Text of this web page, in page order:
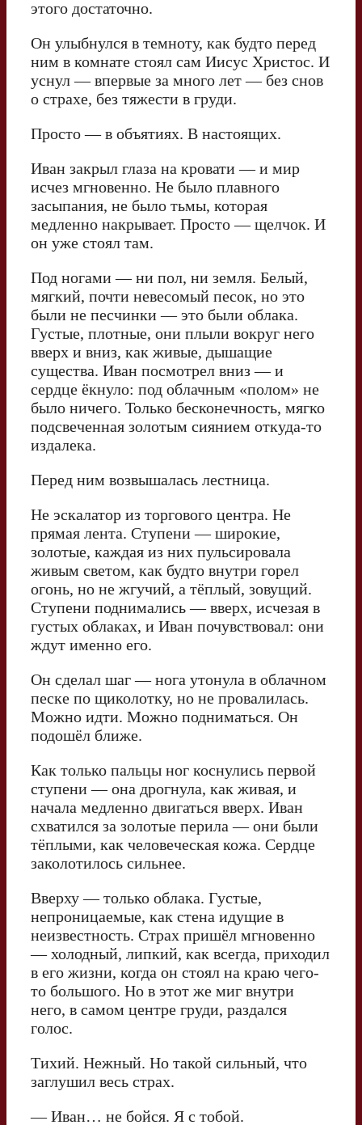
этого достаточно.
Он улыбнулся в темноту, как будто перед
ним в комнате стоял сам Иисус Христос. И
уснул — впервые за много лет — без снов
о страхе, без тяжести в груди.
Просто — в объятиях. В настоящих.
Иван закрыл глаза на кровати — и мир
исчез мгновенно. Не было плавного
засыпания, не было тьмы, которая
медленно накрывает. Просто — щелчок. И
он уже стоял там.
Под ногами — ни пол, ни земля. Белый,
мягкий, почти невесомый песок, но это
были не песчинки — это были облака.
Густые, плотные, они плыли вокруг него
вверх и вниз, как живые, дышащие
существа. Иван посмотрел вниз — и
сердце ёкнуло: под облачным «полом» не
было ничего. Только бесконечность, мягко
подсвеченная золотым сиянием откуда-то
издалека.
Перед ним возвышалась лестница.
Не эскалатор из торгового центра. Не
прямая лента. Ступени — широкие,
золотые, каждая из них пульсировала
живым светом, как будто внутри горел
огонь, но не жгучий, а тёплый, зовущий.
Ступени поднимались — вверх, исчезая в
густых облаках, и Иван почувствовал: они
ждут именно его.
Он сделал шаг — нога утонула в облачном
песке по щиколотку, но не провалилась.
Можно идти. Можно подниматься. Он
подошёл ближе.
Как только пальцы ног коснулись первой
ступени — она дрогнула, как живая, и
начала медленно двигаться вверх. Иван
схватился за золотые перила — они были
тёплыми, как человеческая кожа. Сердце
заколотилось сильнее.
Вверху — только облака. Густые,
непроницаемые, как стена идущие в
неизвестность. Страх пришёл мгновенно
— холодный, липкий, как всегда, приходил
в его жизни, когда он стоял на краю чего-
то большого. Но в этот же миг внутри
него, в самом центре груди, раздался
голос.
Тихий. Нежный. Но такой сильный, что
заглушил весь страх.
— Иван… не бойся. Я с тобой.